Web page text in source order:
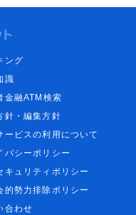
ング
識
金融ATM検索
針・編集方針
ービスの利用について
バシーポリシー
キュリティポリシー
的勢力排除ポリシー
合わせ